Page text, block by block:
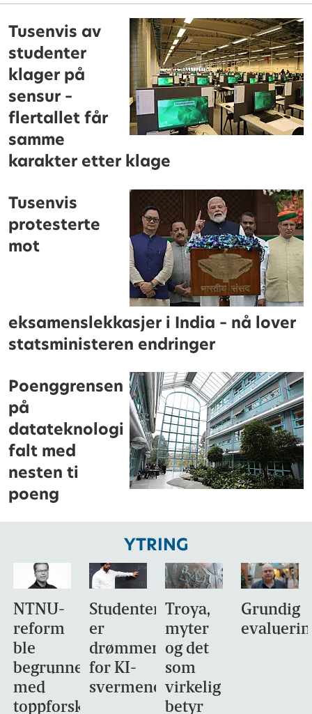
Tusenvis av
studenter
klager på
sensur –
flertallet får
samme
karakter etter klage
Tusenvis
protesterte
mot
eksamenslekkasjer i India – nå lover
statsministeren endringer
Poenggrensen
på
datateknologi
falt med
nesten ti
poeng
YTRING
NTNU-
reform
ble
begrunnet
med
toppforskning
Studentene
er
drømmemålet
for KI-
svermene
Troya,
myter
og det
som
virkelig
betyr
Grundig